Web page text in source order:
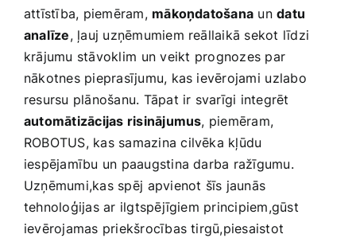
attīstība, piemēram, mākoņdatošana undatu
analīze, ļauj uzņēmumiem reāllaikā sekot līdzi
krājumu stāvoklim⁤ un veikt ⁣prognozes par
nākotnes pieprasījumu, kas ievērojami⁣ uzlabo
‌resursu plānošanu. Tāpat ir svarīgi ​integrēt
automātizācijas risinājumus, piemēram,
ROBOTUS, kas samazina cilvēka kļūdu
iespējamību un paaugstina darba ražīgumu.
Uzņēmumi,kas spēj ⁢apvienot šīs jaunās
tehnoloģijas ar ilgtspējīgiem principiem,gūst
ievērojamas priekšrocības tirgū,piesaistot